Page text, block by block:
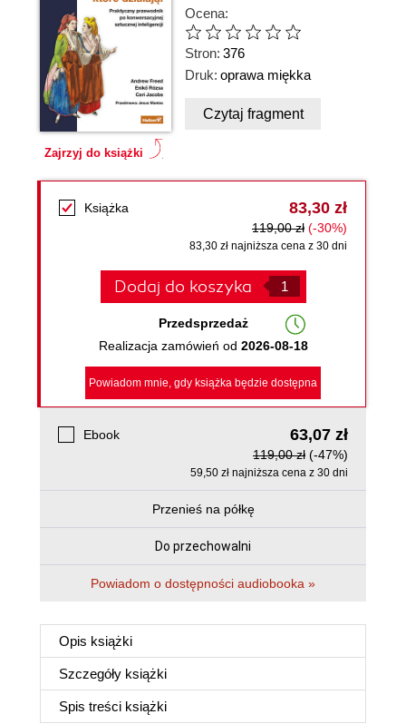
Zajrzyj do książki
Ocena:
Stron: 376
Druk: oprawa miękka
Czytaj fragment
Książka 83,30 zł
119,00 zł (-30%)
83,30 zł najniższa cena z 30 dni
Dodaj do koszyka
Przedsprzedaż
Realizacja zamówień od 2026-08-18
Powiadom mnie, gdy książka będzie dostępna
Ebook 63,07 zł
119,00 zł (-47%)
59,50 zł najniższa cena z 30 dni
Przenieś na półkę
Do przechowalni
Powiadom o dostępności audiobooka »
Opis książki
Szczegóły książki
Spis treści książki